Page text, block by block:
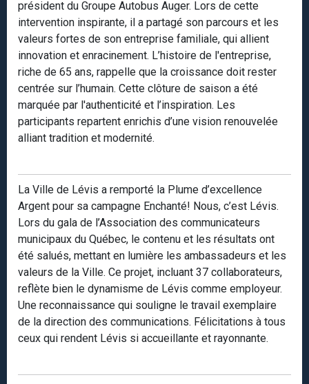
président du Groupe Autobus Auger. Lors de cette
intervention inspirante, il a partagé son parcours et les
valeurs fortes de son entreprise familiale, qui allient
innovation et enracinement. L’histoire de l'entreprise,
riche de 65 ans, rappelle que la croissance doit rester
centrée sur l’humain. Cette clôture de saison a été
marquée par l'authenticité et l’inspiration. Les
participants repartent enrichis d’une vision renouvelée
alliant tradition et modernité.
La Ville de Lévis a remporté la Plume d’excellence
Argent pour sa campagne Enchanté! Nous, c’est Lévis.
Lors du gala de l’Association des communicateurs
municipaux du Québec, le contenu et les résultats ont
été salués, mettant en lumière les ambassadeurs et les
valeurs de la Ville. Ce projet, incluant 37 collaborateurs,
reflète bien le dynamisme de Lévis comme employeur.
Une reconnaissance qui souligne le travail exemplaire
de la direction des communications. Félicitations à tous
ceux qui rendent Lévis si accueillante et rayonnante.